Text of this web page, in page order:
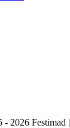
- 2026 Festimad |